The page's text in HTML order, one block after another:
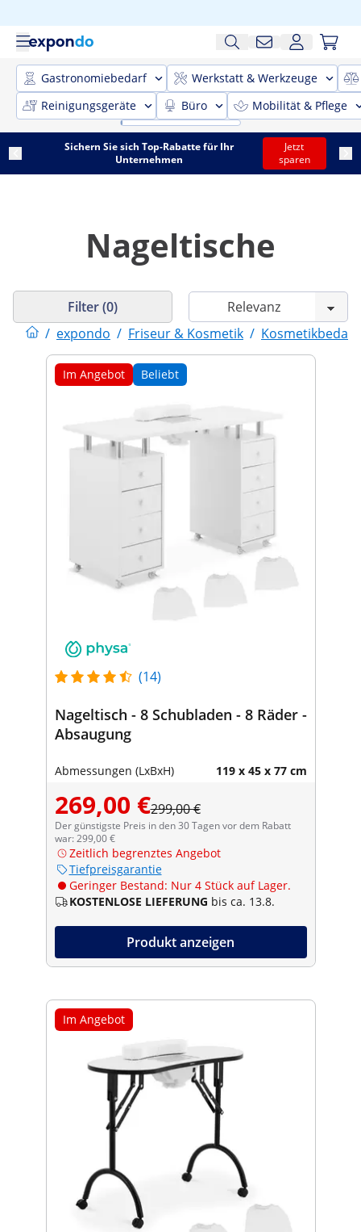
Gastronomiebedarf
Werkstatt & Werkzeuge
Reinigungsgeräte
Büro Mobilität & Pflege
Sichern Sie sich Top-Rabatte für Ihr
Unternehmen
Jetzt
sparen
Nageltische
/ expondo / Friseur & Kosmetik / Kosmetikbedarf
Filter (0)
Im Angebot Beliebt
(14)
Nageltisch - 8 Schubladen - 8 Räder -
Absaugung
Abmessungen (LxBxH) 119 x 45 x 77 cm
269,00 €299,00 €
Der günstigste Preis in den 30 Tagen vor dem Rabatt
war: 299,00 €
Zeitlich begrenztes Angebot
Tiefpreisgarantie
Geringer Bestand: Nur 4 Stück auf Lager.
KOSTENLOSE LIEFERUNG bis ca. 13.8.
Produkt anzeigen
Im Angebot